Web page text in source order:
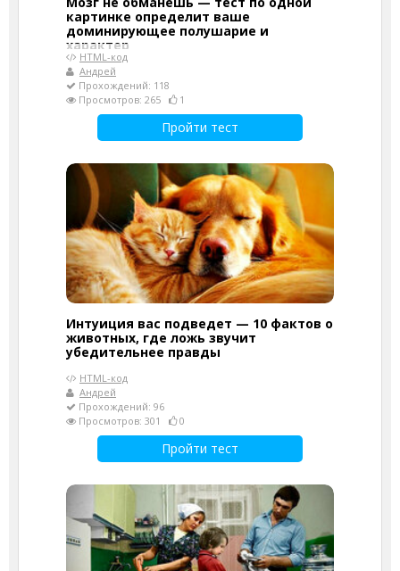
картинке определит ваше
доминирующее полушарие и
характер
HTML-код
Андрей
Прохождений: 118
Просмотров: 265
1
Пройти тест
Интуиция вас подведет — 10 фактов о
животных, где ложь звучит
убедительнее правды
HTML-код
Андрей
Прохождений: 96
Просмотров: 301
0
Пройти тест